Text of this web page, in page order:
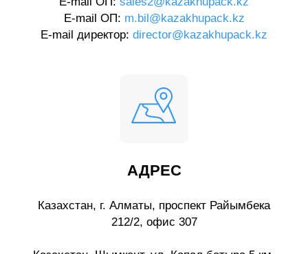
E-mail ОП: m.bil@kazakhupack.kz
E-mail директор: director@kazakhupack.kz
АДРЕС
Казахстан, г. Алматы, проспект Райымбека
212/2, офис 307